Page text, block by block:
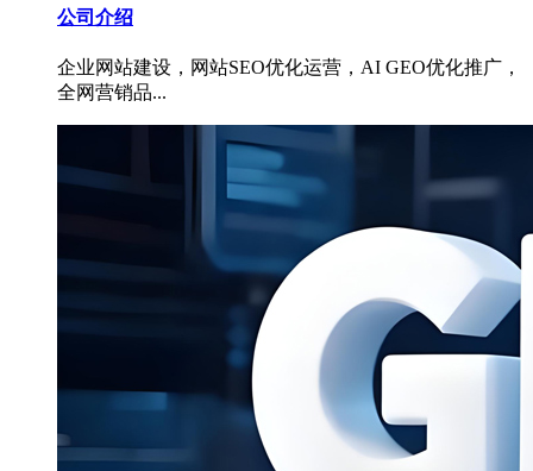
公司介绍
企业网站建设，网站SEO优化运营，AI GEO优化推广，
全网营销品...